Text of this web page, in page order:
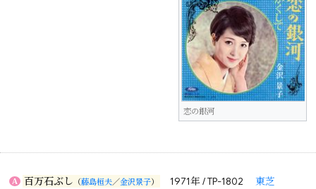
恋の銀河
A 百万石ぶし （藤島桓夫／金沢景子） 1971年 / TP-1802 東芝